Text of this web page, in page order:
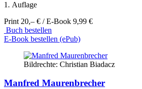
1. Auflage
Print 20,– € / E-Book 9,99 €
Buch bestellen
E-Book bestellen (ePub)
Bildrechte: Christian Biadacz
Manfred Maurenbrecher